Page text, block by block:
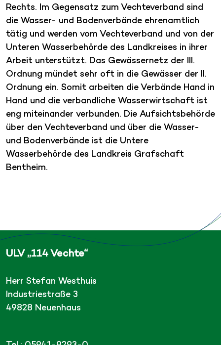
Rechts. Im Gegensatz zum Vechteverband sind
die Wasser- und Bodenverbände ehrenamtlich
tätig und werden vom Vechteverband und von der
Unteren Wasserbehörde des Landkreises in ihrer
Arbeit unterstützt. Das Gewässernetz der III.
Ordnung mündet sehr oft in die Gewässer der II.
Ordnung ein. Somit arbeiten die Verbände Hand in
Hand und die verbandliche Wasserwirtschaft ist
eng miteinander verbunden. Die Aufsichtsbehörde
über den Vechteverband und über die Wasser-
und Bodenverbände ist die Untere
Wasserbehörde des Landkreis Grafschaft
Bentheim.
ULV „114 Vechte“
Herr Stefan Westhuis
Industriestraße 3
49828 Neuenhaus